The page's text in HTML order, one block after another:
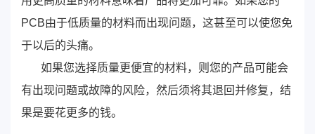
PCB由于低质量的材料而出现问题，这甚至可以使您免
于以后的头痛。
如果您选择质量更便宜的材料，则您的产品可能会
有出现问题或故障的风险，然后须将其退回并修复，结
果是要花更多的钱。